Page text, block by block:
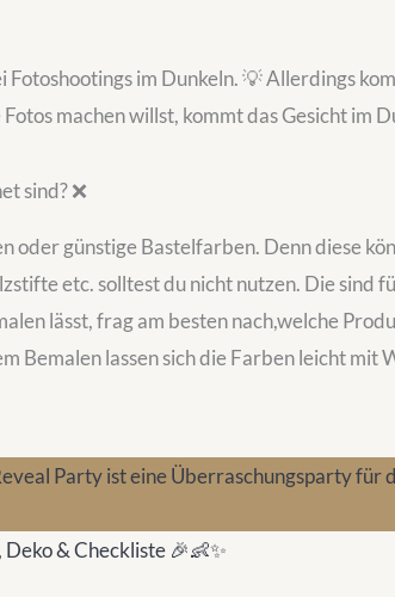
Fotoshootings im Dunkeln. 💡 Allerdings
machen willst, kommt das Gesicht im
sind? ❌
oder günstige Bastelfarben. Denn diese
etc. solltest du nicht nutzen. Die sind
lässt, frag am besten nach,welche
Bemalen lassen sich die Farben leicht mit
& Checkliste 🎉👶✨